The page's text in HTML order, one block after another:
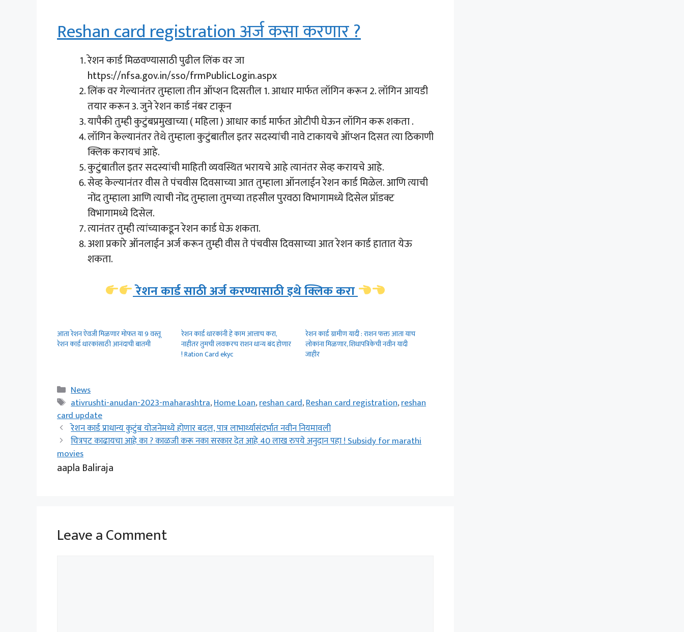
Reshan card registration अर्ज कसा करणार ?
रेशन कार्ड मिळवण्यासाठी पुढील लिंक वर जा
https://nfsa.gov.in/sso/frmPublicLogin.aspx
लिंक वर गेल्यानंतर तुम्हाला तीन ऑप्शन दिसतील 1. आधार मार्फत लॉगिन करून 2. लॉगिन आयडी
तयार करून 3. जुने रेशन कार्ड नंबर टाकून
यापैकी तुम्ही कुटुंबप्रमुखाच्या ( महिला ) आधार कार्ड मार्फत ओटीपी घेऊन लॉगिन करू शकता .
लॉगिन केल्यानंतर तेथे तुम्हाला कुटुंबातील इतर सदस्यांची नावे टाकायचे ऑप्शन दिसत त्या ठिकाणी
क्लिक करायचं आहे.
कुटुंबातील इतर सदस्यांची माहिती व्यवस्थित भरायचे आहे त्यानंतर सेव्ह करायचे आहे.
सेव्ह केल्यानंतर वीस ते पंचवीस दिवसाच्या आत तुम्हाला ऑनलाईन रेशन कार्ड मिळेल. आणि त्याची
नोंद तुम्हाला आणि त्याची नोंद तुम्हाला तुमच्या तहसील पुरवठा विभागामध्ये दिसेल प्रॉडक्ट
विभागामध्ये दिसेल.
त्यानंतर तुम्ही त्यांच्याकडून रेशन कार्ड घेऊ शकता.
अशा प्रकारे ऑनलाईन अर्ज करून तुम्ही वीस ते पंचवीस दिवसाच्या आत रेशन कार्ड हातात येऊ
शकता.
रेशन कार्ड साठी अर्ज करण्यासाठी इथे क्लिक करा
आता रेशन ऐवजी मिळणार मोफत या 9 वस्तू
रेशन कार्ड धारकांसाठी आनंदाची बातमी
रेशन कार्ड धारकांनी हे काम आत्ताच करा,
नाहीतर तुमची लवकरच राशन धान्य बंद होणार
! Ration Card ekyc
रेशन कार्ड ग्रामीण यादी : राशन फक्त आता याच
लोकांना मिळणार, शिधापत्रिकेची नवीन यादी
जाहीर
Categories
News
Tags
ativrushti-anudan-2023-maharashtra,Home Loan,reshan card,Reshan card registration,reshan
card update
रेशन कार्ड प्राधान्य कुटुंब योजनेमध्ये होणार बदल, पात्र लाभार्थ्यासंदर्भात नवीन नियमावली
चित्रपट काढायचा आहे का ? काळजी करू नका सरकार देत आहे 40 लाख रुपये अनुदान पहा ! Subsidy for marathi
movies
aapla Baliraja
Leave a Comment